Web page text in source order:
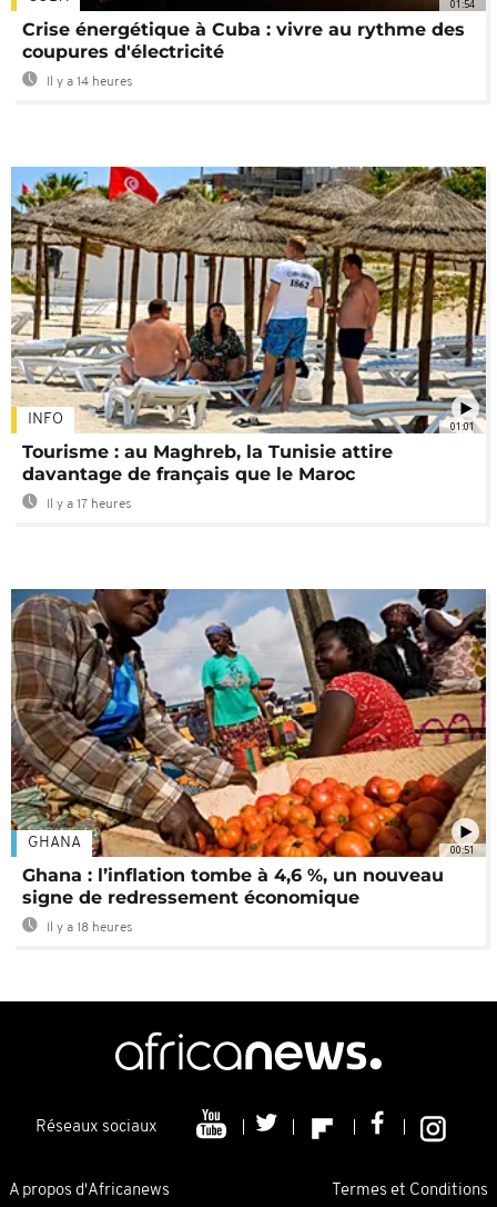
01:54
Crise énergétique à Cuba : vivre au rythme des
coupures d'électricité
Il y a 14 heures
01:01
INFO
Tourisme : au Maghreb, la Tunisie attire
davantage de français que le Maroc
Il y a 17 heures
00:51
GHANA
Ghana : l’inflation tombe à 4,6 %, un nouveau
signe de redressement économique
Il y a 18 heures
Réseaux sociaux
A propos d'Africanews Termes et Conditions